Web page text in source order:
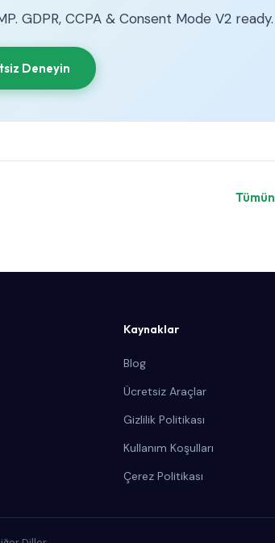
GDPR, CCPA & Consent Mode V2 ready.
Deneyin
Kaynaklar
Blog
Ücretsiz Araçlar
Gizlilik Politikası
Kullanım Koşulları
Çerez Politikası